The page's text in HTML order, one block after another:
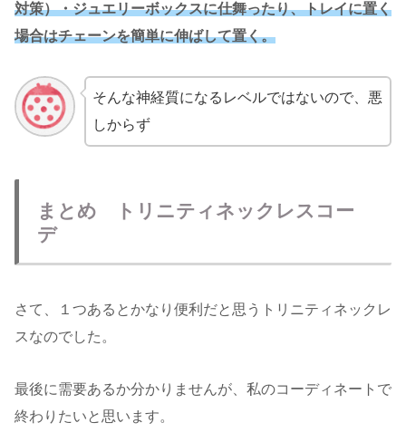
対策）・ジュエリーボックスに仕舞ったり、トレイに置く
場合はチェーンを簡単に伸ばして置く。
そんな神経質になるレベルではないので、悪
しからず
まとめ トリニティネックレスコー
デ
さて、１つあるとかなり便利だと思うトリニティネックレ
スなのでした。
最後に需要あるか分かりませんが、私のコーディネートで
終わりたいと思います。